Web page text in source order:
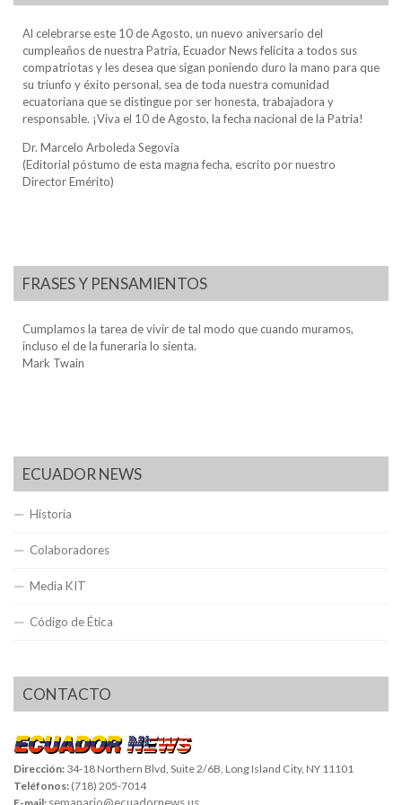
Al celebrarse este 10 de Agosto, un nuevo aniversario del
cumpleaños de nuestra Patria, Ecuador News felicita a todos sus
compatriotas y les desea que sigan poniendo duro la mano para que
su triunfo y éxito personal, sea de toda nuestra comunidad
ecuatoriana que se distingue por ser honesta, trabajadora y
responsable. ¡Viva el 10 de Agosto, la fecha nacional de la Patria!
Dr. Marcelo Arboleda Segovia
(Editorial póstumo de esta magna fecha, escrito por nuestro
Director Emérito)
FRASES Y PENSAMIENTOS
Cumplamos la tarea de vivir de tal modo que cuando muramos,
incluso el de la funeraria lo sienta.
Mark Twain
ECUADOR NEWS
Historia
Colaboradores
Media KIT
Código de Ética
CONTACTO
Dirección: 34-18 Northern Blvd, Suite 2/6B, Long Island City, NY 11101
Teléfonos: (718) 205-7014
E-mail: semanario@ecuadornews.us